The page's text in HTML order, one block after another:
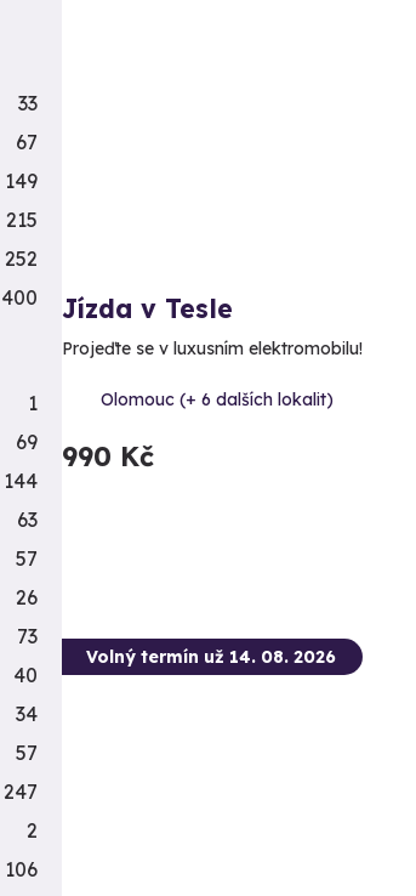
Jízda v Tesle
Projeďte se v luxusním elektromobilu!
Olomouc (+ 6 dalších lokalit)
990 Kč
Volný termín už 14. 08. 2026
33
67
149
215
252
400
1
69
144
63
57
26
73
40
34
57
247
2
106